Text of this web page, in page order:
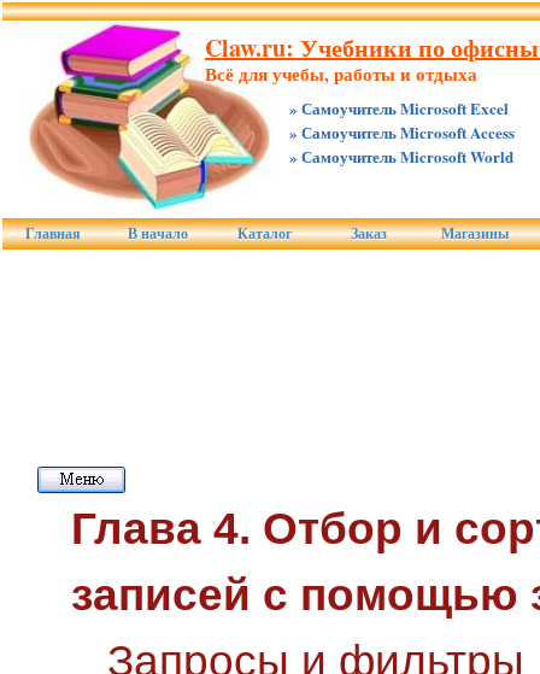
Claw.ru: Учебники по
Всё для учебы, работы и отдыха
» Самоучитель Microsoft Excel
» Самоучитель Microsoft Access
» Самоучитель Microsoft World
Главная В начало Каталог Заказ Магазины
Глава 4. Отбор и
записей с помощью
Запросы и фильтры